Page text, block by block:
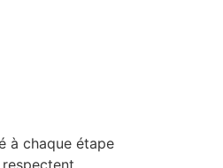
à chaque étape